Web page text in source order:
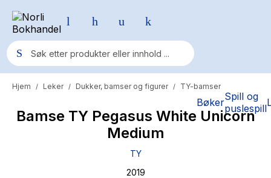
BøkerSpill og
puslespill
Populære søk
Pokemon
Fury Bound - Sable Sorensen
Hjem / Leker / Dukker, bamser og figurer / TY-bamser
Bamse TY Pegasus White Unicorn
Medium
TY
2019